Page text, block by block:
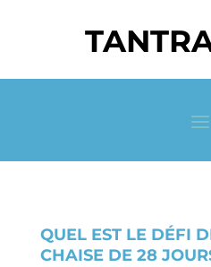
QUEL EST LE DÉFI
CHAISE DE 28